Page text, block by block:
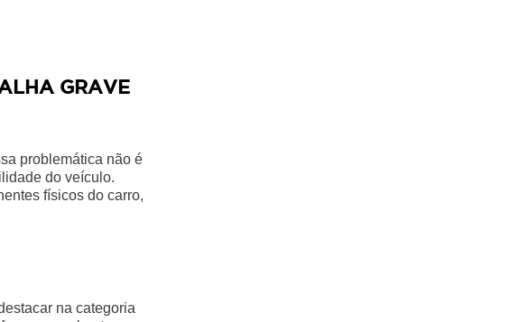
GRAVE
problemática não é
do veículo.
físicos do carro,
na categoria